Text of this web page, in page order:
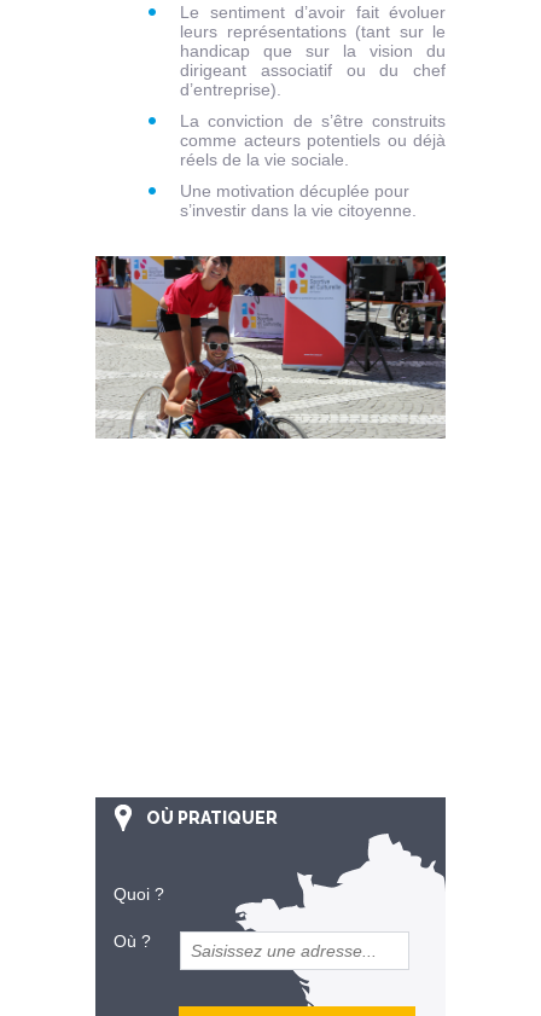
Le sentiment d’avoir fait évoluer
leurs représentations (tant sur le
handicap que sur la vision du
dirigeant associatif ou du chef
d’entreprise).
La conviction de s’être construits
comme acteurs potentiels ou déjà
réels de la vie sociale.
Une motivation décuplée pour
s’investir dans la vie citoyenne.
OÙ PRATIQUER
Quoi ?
Où ?
et